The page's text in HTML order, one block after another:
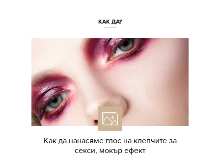
КАК ДА?
Как да нанасяме глос на клепчите за
секси, мокър ефект